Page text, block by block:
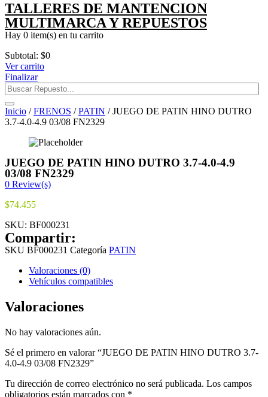
TALLERES DE MANTENCION
MULTIMARCA Y REPUESTOS
Hay 0 item(s) en tu carrito
Subtotal: $0
Ver carrito
Finalizar
Inicio /FRENOS /PATIN / JUEGO DE PATIN HINO DUTRO
3.7-4.0-4.9 03/08 FN2329
JUEGO DE PATIN HINO DUTRO 3.7-4.0-4.9
03/08 FN2329
0 Review(s)
$74.455
SKU: BF000231
Compartir:
SKU BF000231 Categoría PATIN
Valoraciones (0)
Vehículos compatibles
Valoraciones
No hay valoraciones aún.
Sé el primero en valorar “JUEGO DE PATIN HINO DUTRO 3.7-
4.0-4.9 03/08 FN2329”
Tu dirección de correo electrónico no será publicada. Los campos
obligatorios están marcados con *